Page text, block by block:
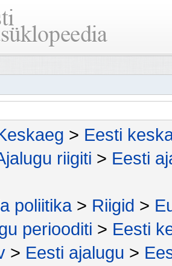
> Eesti
riigiti > Eesti
poliitika> Riigid >
periooditi > Eesti
> Eesti ajalugu >